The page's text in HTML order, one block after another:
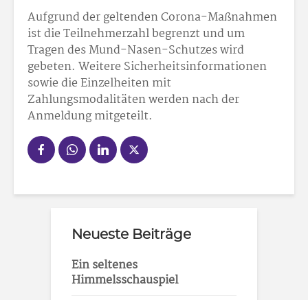
Aufgrund der geltenden Corona-Maßnahmen
ist die Teilnehmerzahl begrenzt und um
Tragen des Mund-Nasen-Schutzes wird
gebeten. Weitere Sicherheitsinformationen
sowie die Einzelheiten mit
Zahlungsmodalitäten werden nach der
Anmeldung mitgeteilt.
Neueste Beiträge
Ein seltenes
Himmelsschauspiel